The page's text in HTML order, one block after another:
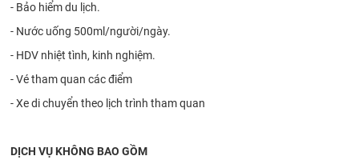
- Bảo hiểm du lịch.
- Nước uống 500ml/người/ngày.
- HDV nhiệt tình, kinh nghiệm.
- Vé tham quan các điểm
- Xe di chuyển theo lịch trình tham quan
DỊCH VỤ KHÔNG BAO GỒM